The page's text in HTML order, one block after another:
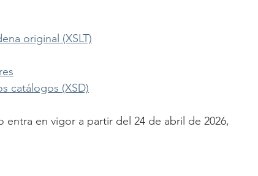
original (XSLT)
catálogos (XSD)
entra en vigor a partir del 24 de abril de 2026,